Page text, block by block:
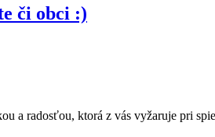
či obci :)
a radosťou, ktorá z vás vyžaruje pri